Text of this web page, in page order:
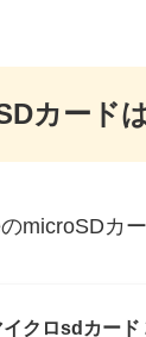
カード
microSDカ
クロsdカー